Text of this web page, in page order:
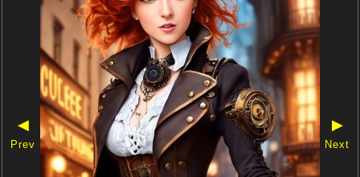
◀
Prev
▶
Next